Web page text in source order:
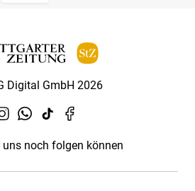
Digital GmbH 2026
uns noch folgen können